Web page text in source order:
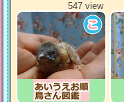
547 view